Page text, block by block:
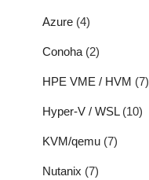
Azure (4)
Conoha (2)
HPE VME / HVM (7)
Hyper-V / WSL(10)
KVM/qemu (7)
Nutanix (7)